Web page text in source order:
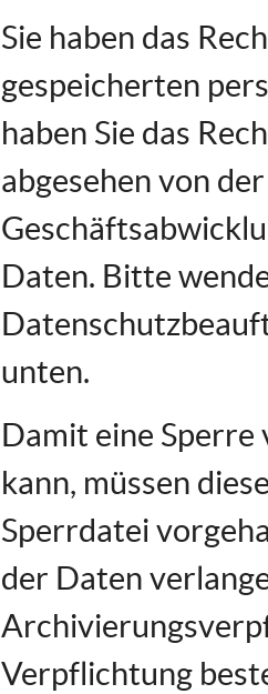
Sie haben das
gespeicherten
haben Sie das
abgesehen von
Daten. Bitte
unten.
Damit eine
kann, müssen
Sperrdatei
der Daten
Verpflichtung